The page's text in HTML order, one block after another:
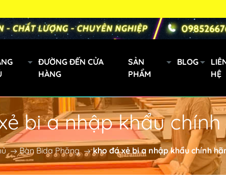
ĐƯỜNG ĐẾN CỬA
HÀNG
SẢN
PHẨM
Gậy bi a xách tay
Cơ Bida Predator
Gậy Fury
BLOG
HỆ
bi a nhập khẩu
Bàn Bida Phăng kho đá xẻ bi a nhập khẩu chính